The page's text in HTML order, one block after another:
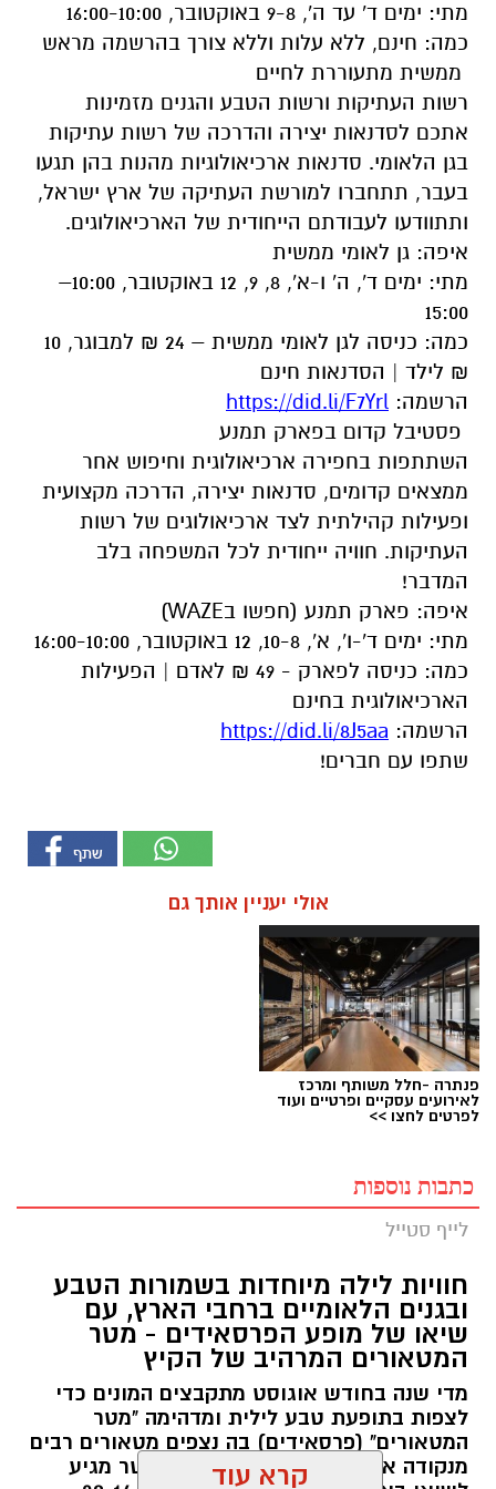
מתי: ימים ד' עד ה', 9-8 באוקטובר, 16:00-10:00
כמה: חינם, ללא עלות וללא צורך בהרשמה מראש
ממשית מתעוררת לחיים
רשות העתיקות ורשות הטבע והגנים מזמינות
אתכם לסדנאות יצירה והדרכה של רשות עתיקות
בגן הלאומי. סדנאות ארכיאולוגיות מהנות בהן תגעו
בעבר, תתחברו למורשת העתיקה של ארץ ישראל,
ותתוודעו לעבודתם הייחודית של הארכיאולוגים.
איפה: גן לאומי ממשית
מתי: ימים ד', ה' ו-א', 8, 9, 12 באוקטובר, 10:00–
15:00
כמה: כניסה לגן לאומי ממשית – 24 ₪ למבוגר, 10
₪ לילד | הסדנאות חינם
הרשמה: https://did.li/F7Yrl
פסטיבל קדום בפארק תמנע
השתתפות בחפירה ארכיאולוגית וחיפוש אחר
ממצאים קדומים, סדנאות יצירה, הדרכה מקצועית
ופעילות קהילתית לצד ארכיאולוגים של רשות
העתיקות. חוויה ייחודית לכל המשפחה בלב
המדבר!
איפה: פארק תמנע (חפשו בWAZE)
מתי: ימים ד'-ו', א', 10-8, 12 באוקטובר, 16:00-10:00
כמה: כניסה לפארק - 49 ₪ לאדם | הפעילות
הארכיאולוגית בחינם
הרשמה: https://did.li/8J5aa
שתפו עם חברים!
אולי יעניין אותך גם
פנתרה -חלל משותף ומרכז
לאירועים עסקיים ופרטיים ועוד
לפרטים לחצו >>
כתבות נוספות
לייף סטייל
חוויות לילה מיוחדות בשמורות הטבע
ובגנים הלאומיים ברחבי הארץ, עם
שיאו של מופע הפרסאידים - מטר
המטאורים המרהיב של הקיץ
מדי שנה בחודש אוגוסט מתקבצים המונים כדי
לצפות בתופעת טבע לילית ומדהימה "מטר
המטאורים" (פרסאידים) בה נצפים מטאורים רבים
מנקודה אחת בשמי הלילה. השנה המטר מגיע